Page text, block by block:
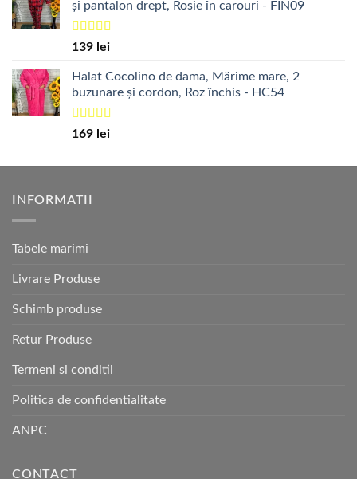
și pantalon drept, Rosie în carouri - FIN09
Evaluat la
139 lei
Halat Cocolino de dama, Mărime mare, 2
buzunare și cordon, Roz închis - HC54
Evaluat la
169 lei
INFORMATII
Tabele marimi
Livrare Produse
Schimb produse
Retur Produse
Termeni si conditii
Politica de confidentialitate
ANPC
CONTACT